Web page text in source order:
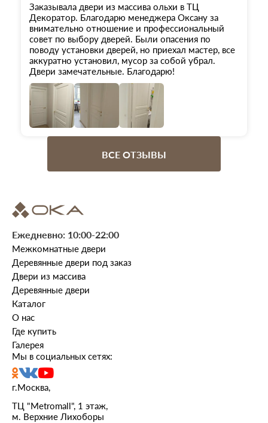
Заказывала двери из массива ольхи в ТЦ
Декоратор. Благодарю менеджера Оксану за
внимательно отношение и профессиональный
совет по выбору дверей. Были опасения по
поводу установки дверей, но приехал мастер, все
аккуратно установил, мусор за собой убрал.
Двери замечательные. Благодарю!
ВСЕ ОТЗЫВЫ
Ежедневно: 10:00-22:00
г.Москва,
ТЦ "Metromall", 1 этаж,
м. Верхние Лихоборы
Межкомнатные двери
Деревянные двери под заказ
Двери из массива
Деревянные двери
Каталог
О нас
Где купить
Галерея
Мы в социальных сетях: